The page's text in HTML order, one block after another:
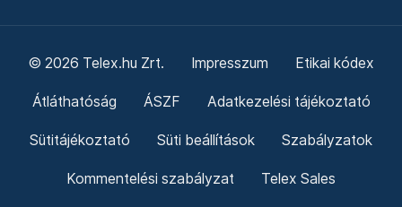
© 2026 Telex.hu Zrt. Impresszum Etikai kódex
Átláthatóság ÁSZF Adatkezelési tájékoztató
Sütitájékoztató Süti beállítások Szabályzatok
Kommentelési szabályzat Telex Sales